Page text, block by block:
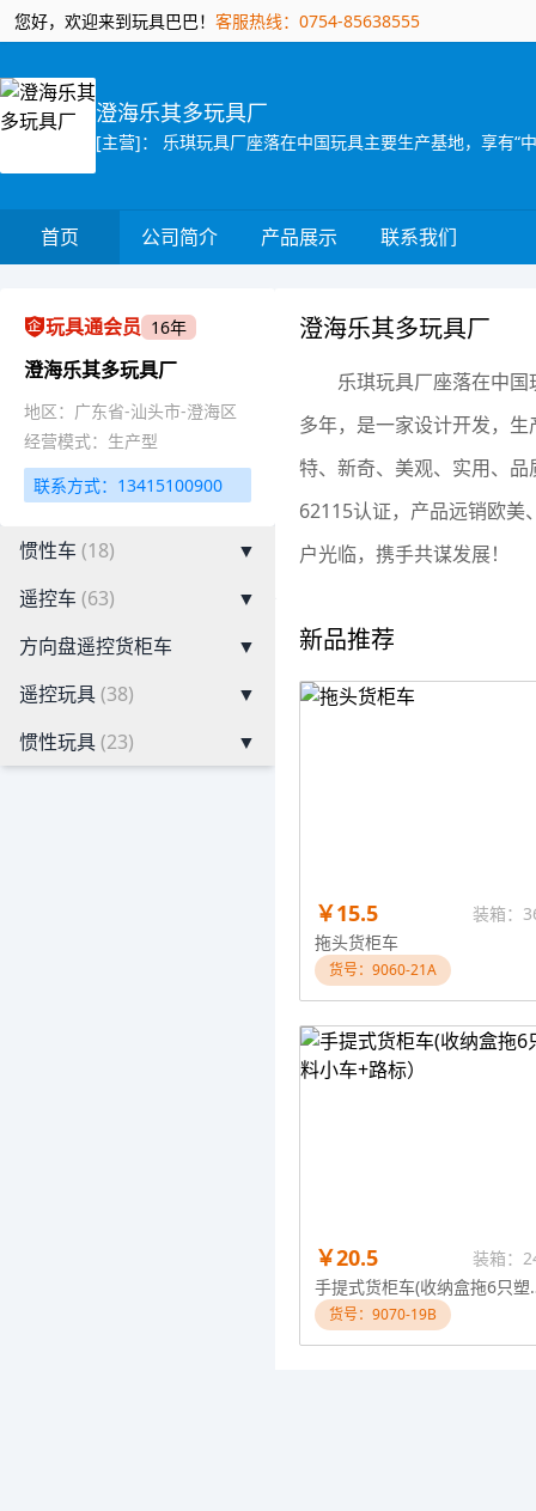
您好，欢迎来到玩具巴巴！ 客服热线：0754-85638555
澄海乐其多玩具厂
首页 公司简介 产品展示 联系我们
玩具通会员 16年
澄海乐其多玩具厂
地区：广东省-汕头市-澄海区
经营模式：生产型
联系方式：13415100900
惯性车 (18)
▼
遥控车 (63)
▼
方向盘遥控货柜车
▼
遥控玩具(38)
▼
惯性玩具(23) ▼
澄海乐其多玩具厂
乐琪玩具厂座落在中
多年，是一家设计开发，
特、新奇、美观、实用、
62115认证，产品远销欧美
户光临，携手共谋发展！
新品推荐
￥15.5
装箱：
拖头货柜车
货号：9060-21A
￥20.5
装箱：
手提式货
货号：9070-19B